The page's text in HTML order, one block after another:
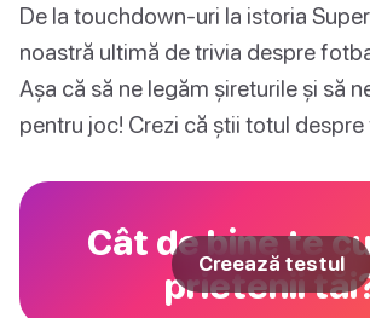
De la touchdown-uri la istoria
noastră ultimă de trivia despre
Așa că să ne legăm șireturile și să
pentru joc! Crezi că știi totul
Cât de bine te
prietenii
Creează testul